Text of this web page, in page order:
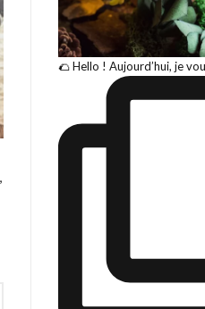
🌮 Hello ! Aujourd’hui, je